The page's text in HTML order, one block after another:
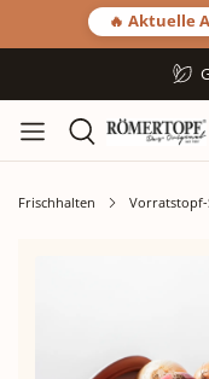
🔥 Aktuelle
Frischhalten Vorratstopf-